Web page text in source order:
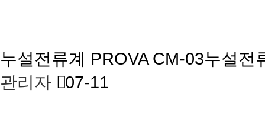
누설전류계 PROVA CM-03누설전
관리자 07-11